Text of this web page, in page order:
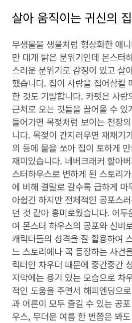
살아 움직이는 귀신의 집
무생물을 생물처럼 형상화한 애
만 대개 밝은 분위기인데 몬스터
스러운 분위기로 감정이 있고 살
했습니다. 집이 사람을 집어삼킬
한 것도 기발합니다. 카펫은 사
근처로 오는 것들을 끌어올 수
들어가면 목젖처럼 보이는 천장
니다. 목젖이 간지러우면 재채기
의 등에 물을 쏘아 집이 토하게
재미있습니다. 네버크래커 할아
스터하우스로 변하게 된 스토리
에 비해 결말로 갈수록 급하게 마
아쉽긴 하지만 전체적인 공포스
던 것 같아 흥미로웠습니다. 어
여 몬스터 하우스의 공포와 신비
캐릭터들의 성격을 잘 활용하여
느 스토리에나 꼭 등장하는 사건
릭터인 차우더 때문에 중간중간
지막에는 용기 있는 모습으로 차
적인 도움을 주면서 해피엔딩으
과 어른이 모두 즐길 수 있는 공
우스, 무더운 여름 한 번쯤은 봐